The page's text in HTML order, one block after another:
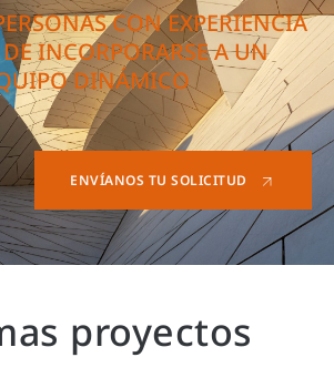
CON EXPERIENCIA
INCORPORARSE A UN
DINÁMICO
ENVÍANOS TU SOLICITUD
proyectos